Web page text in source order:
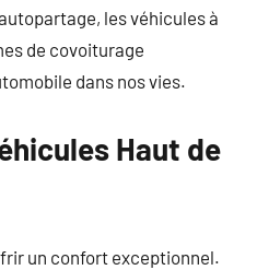
les véhicules à
de covoiturage
dans nos vies.
Haut de
un confort exceptionnel.